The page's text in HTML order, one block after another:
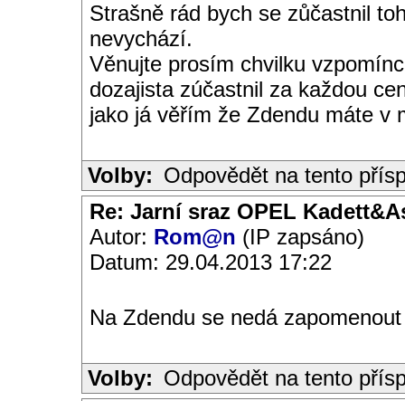
Strašně rád bych se zůčastnil
nevychází.
Věnujte prosím chvilku
dozajista zúčastnil za každou
jako já věřím že Zdendu máte v
Volby: Odpovědět na tento
Re: Jarní sraz OPEL
Autor: Rom@n (IP zapsáno)
Datum: 29.04.2013 17:22
Na Zdendu se nedá
Volby: Odpovědět na tento